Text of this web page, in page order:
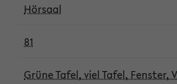
Hörsaal
81
Grüne Tafel, viel Tafel, Fenster,